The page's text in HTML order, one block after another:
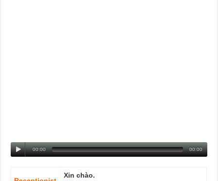
00:00 00:00
Xin chào.